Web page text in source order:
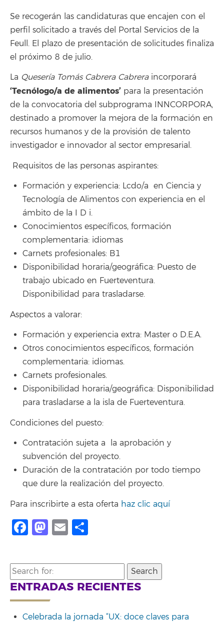
Se recogerán las candidaturas que encajen con el
perfil solicitado a través del Portal Servicios de la
Feull. El plazo de presentación de solicitudes finaliza
el próximo 8 de julio.
La Quesería Tomás Cabrera Cabreraincorporará
‘Tecnólogo/a de alimentos’ para la presentación
de la convocatoria del subprograma INNCORPORA,
destinado a promover la mejora de la formación en
recursos humanos y de la provisión de talento
investigador e innovador al sector empresarial.
Requisitos de las personas aspirantes:
Formación y experiencia: Lcdo/a en Ciencia y
Tecnología de Alimentos con experiencia en el
ámbito de la I D i.
Conocimientos específicos, formación
complementaria: idiomas
Carnets profesionales: B1
Disponibilidad horaria/geográfica: Puesto de
trabajo ubicado en Fuerteventura.
Disponibilidad para trasladarse.
Aspectos a valorar:
Formación y experiencia extra: Master o D.E.A.
Otros conocimientos específicos, formación
complementaria: idiomas.
Carnets profesionales.
Disponibilidad horaria/geográfica: Disponibilidad
para trasladarse a la isla de Fuerteventura.
Condiciones del puesto:
Contratación sujeta a la aprobación y
subvención del proyecto.
Duración de la contratación por todo tiempo
que dure la realización del proyecto.
Para inscribirte a esta oferta haz clic aquí
Facebook
Mastodon
Email
Search
for:
ENTRADAS RECIENTES
Celebrada la jornada “UX: doce claves para